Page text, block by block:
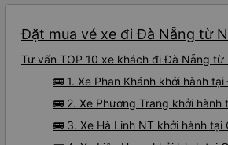
Đặt mua vé xe đi Đà Nẵng từ
Tư vấn TOP 10 xe khách đi Đà Nẵng
🚌 1. Xe Phan Khánh khởi hành
🚌 2. Xe Phương Trang khởi hành
🚌 3. Xe Hà Linh NT khởi hành tại